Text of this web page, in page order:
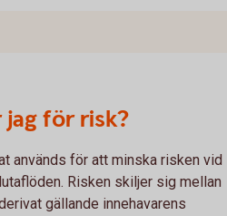
jag för risk?
används för att minska risken vid
Risken skiljer sig mellan
gällande innehavarens